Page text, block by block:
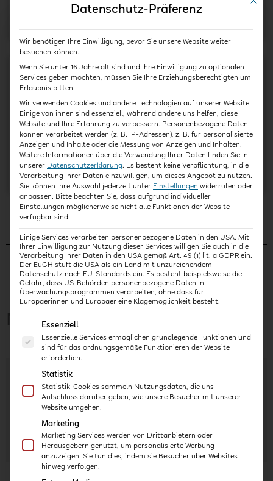
Dokumentation
mit Familien
Beruf
pädagogische
Fachkraft
Zusammenarbeit im
Team
Neueste Artikel
Selbstreflexion und Biografiearbeit
Verständnis für die eigene Perspektive Die biografische
Selbstreflexion ist ein wichtiger Aspekt der pädagogischen
Arbeit, denn die tägliche Arbeit mit den Kindern,
Bezugspersonen und Kolleg:innen
Weiterlesen »
Datenschutz-Präferenz
Wir benötigen Ihre Einwilligung, bevor Sie unsere Website weiter
besuchen können.
Wenn Sie unter 16 Jahre alt sind und Ihre Einwilligung zu optionalen
Services geben möchten, müssen Sie Ihre Erziehungsberechtigten um
Erlaubnis bitten.
Wir verwenden Cookies und andere Technologien auf unserer Website.
Einige von ihnen sind essenziell, während andere uns helfen, diese
Website und Ihre Erfahrung zu verbessern. Personenbezogene Daten
können verarbeitet werden (z. B. IP-Adressen), z. B. für personalisierte
Anzeigen und Inhalte oder die Messung von Anzeigen und Inhalten.
Weitere Informationen über die Verwendung Ihrer Daten finden Sie in
unserer Datenschutzerklärung. Es besteht keine Verpflichtung, in die
Verarbeitung Ihrer Daten einzuwilligen, um dieses Angebot zu nutzen.
Sie können Ihre Auswahl jederzeit unter Einstellungen widerrufen oder
anpassen. Bitte beachten Sie, dass aufgrund individueller
Einstellungen möglicherweise nicht alle Funktionen der Website
verfügbar sind.
Einige Services verarbeiten personenbezogene Daten in den USA. Mit
Ihrer Einwilligung zur Nutzung dieser Services willigen Sie auch in die
Verarbeitung Ihrer Daten in den USA gemäß Art. 49 (1) lit. a GDPR ein.
Der EuGH stuft die USA als ein Land mit unzureichendem
Datenschutz nach EU-Standards ein. Es besteht beispielsweise die
Gefahr, dass US-Behörden personenbezogene Daten in
Überwachungsprogrammen verarbeiten, ohne dass für
Europäerinnen und Europäer eine Klagemöglichkeit besteht.
Es folgt eine Liste der Service-Gruppen, für die eine
Essenziell
Essenzielle Services ermöglichen grundlegende Funktionen und
sind für das ordnungsgemäße Funktionieren der Website
erforderlich.
Statistik
Statistik-Cookies sammeln Nutzungsdaten, die uns
Aufschluss darüber geben, wie unsere Besucher mit unserer
Website umgehen.
Marketing
Marketing Services werden von Drittanbietern oder
Herausgebern genutzt, um personalisierte Werbung
anzuzeigen. Sie tun dies, indem sie Besucher über Websites
hinweg verfolgen.